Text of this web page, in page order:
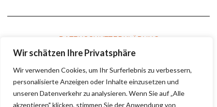
Wir schätzen Ihre Privatsphäre
Wir verwenden Cookies, um Ihr Surferlebnis zu verbessern,
personalisierte Anzeigen oder Inhalte einzusetzen und
unseren Datenverkehr zu analysieren. Wenn Sie auf „Alle
akzeptieren" klicken, stimmen Sie der Anwendung von
DATENSCHUTZERKLÄRUNG
COOKIE-RICHTLINIE